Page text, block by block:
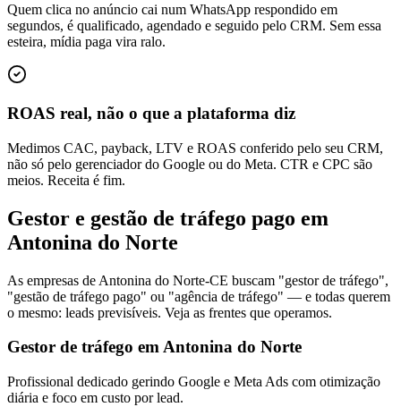
Quem clica no anúncio cai num WhatsApp respondido em
segundos, é qualificado, agendado e seguido pelo CRM. Sem essa
esteira, mídia paga vira ralo.
ROAS real, não o que a plataforma diz
Medimos CAC, payback, LTV e ROAS conferido pelo seu CRM,
não só pelo gerenciador do Google ou do Meta. CTR e CPC são
meios. Receita é fim.
Gestor e gestão de tráfego pago em
Antonina do Norte
As empresas de Antonina do Norte-CE buscam "gestor de tráfego",
"gestão de tráfego pago" ou "agência de tráfego" — e todas querem
o mesmo: leads previsíveis. Veja as frentes que operamos.
Gestor de tráfego em Antonina do Norte
Profissional dedicado gerindo Google e Meta Ads com otimização
diária e foco em custo por lead.